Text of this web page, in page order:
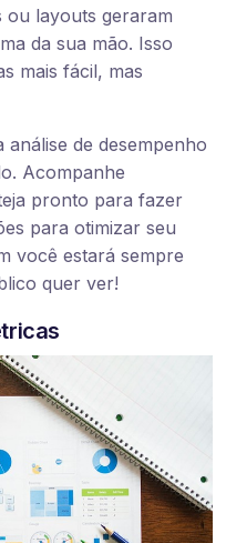
ou layouts geraram
da sua mão. Isso
mais fácil, mas
de desempenho
Acompanhe
pronto para fazer
para otimizar seu
você estará sempre
quer ver!